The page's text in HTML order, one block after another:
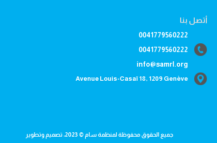
أتصل بنا
0041779560222
0041779560222
info@samrl.org
Avenue Louis-Casaï 18, 1209 Genève
جميع الحقوق محفوظة لمنظمة سام © 2023، تصميم وتطوير